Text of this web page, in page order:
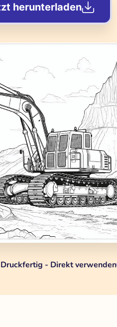
herunterladen
Druckfertig - Direkt verwenden